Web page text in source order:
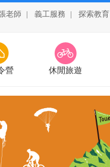
老師 | 義工服務 | 探索教育
營 休閒旅遊